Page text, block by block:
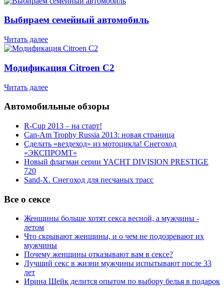
Выбираем семейный автомобиль
Читать далее
Модификация Citroen С2
Читать далее
Автомобильные обзоры
R-Cup 2013 – на старт!
Can-Am Trophy Russia 2013: новая страница
Сделать «вездеход» из мотоцикла! Снегоход
«ЭКСПРОМТ»
Новый флагман серии YACHT DIVISION PRESTIGE
720
Sand-X. Снегоход для песчаных трасс
Все о сексе
Женщины больше хотят секса весной, а мужчины -
летом
Что скрывают женщины, и о чем не подозревают их
мужчины
Почему женщины отказывают вам в сексе?
Лучший секс в жизни мужчины испытывают после 33
лет
Ирина Шейк делится опытом по выбору белья в подарок